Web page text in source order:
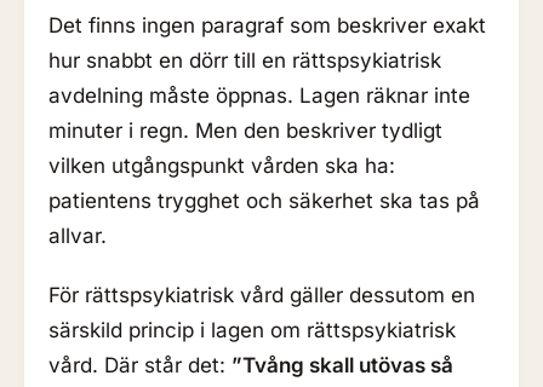
Det finns ingen paragraf som beskriver exakt
hur snabbt en dörr till en rättspsykiatrisk
avdelning måste öppnas. Lagen räknar inte
minuter i regn. Men den beskriver tydligt
vilken utgångspunkt vården ska ha:
patientens trygghet och säkerhet ska tas på
allvar.
För rättspsykiatrisk vård gäller dessutom en
särskild princip i lagen om rättspsykiatrisk
vård. Där står det: ”Tvång skall utövas så